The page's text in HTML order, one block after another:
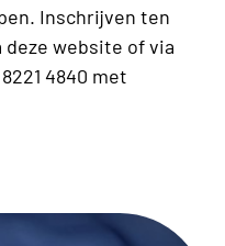
Inschrijven ten
deze website of via
4840 met